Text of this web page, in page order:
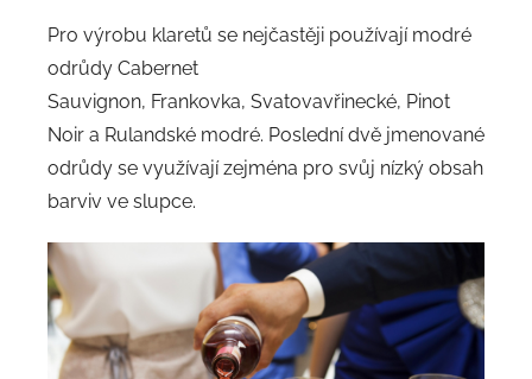
Pro výrobu klaretů se nejčastěji používají modré
odrůdy Cabernet
Sauvignon, Frankovka, Svatovavřinecké, Pinot
Noir a Rulandské modré. Poslední dvě jmenované
odrůdy se využívají zejména pro svůj nízký obsah
barviv ve slupce.